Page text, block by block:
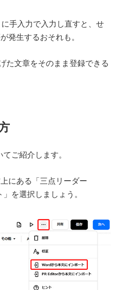
手入力で入力し直すと、せ
発生するおそれも。
た文章をそのまま登録できる
ご紹介します。
にある「三点リーダー
を選択しましょう。